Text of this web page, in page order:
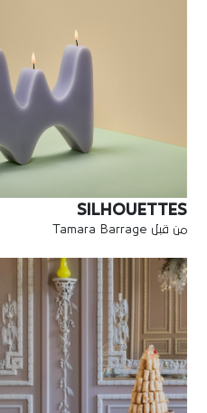
SILHOUETTES
من قبل Tamara Barrage